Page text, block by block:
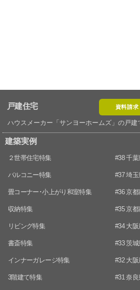
戸建住宅 資料請求
ハウスメーカー「サンヨーホームズ」の戸建
建築実例
２世帯住宅特集
バルコニー特集
畳コーナー･小上がり和室特集
収納特集
リビング特集
書斎特集
インナーガレージ特集
3階建て特集
#38 千
#37 埼
#36 京
#35 京
#34 大
#33 茨
#32 大
#31 奈